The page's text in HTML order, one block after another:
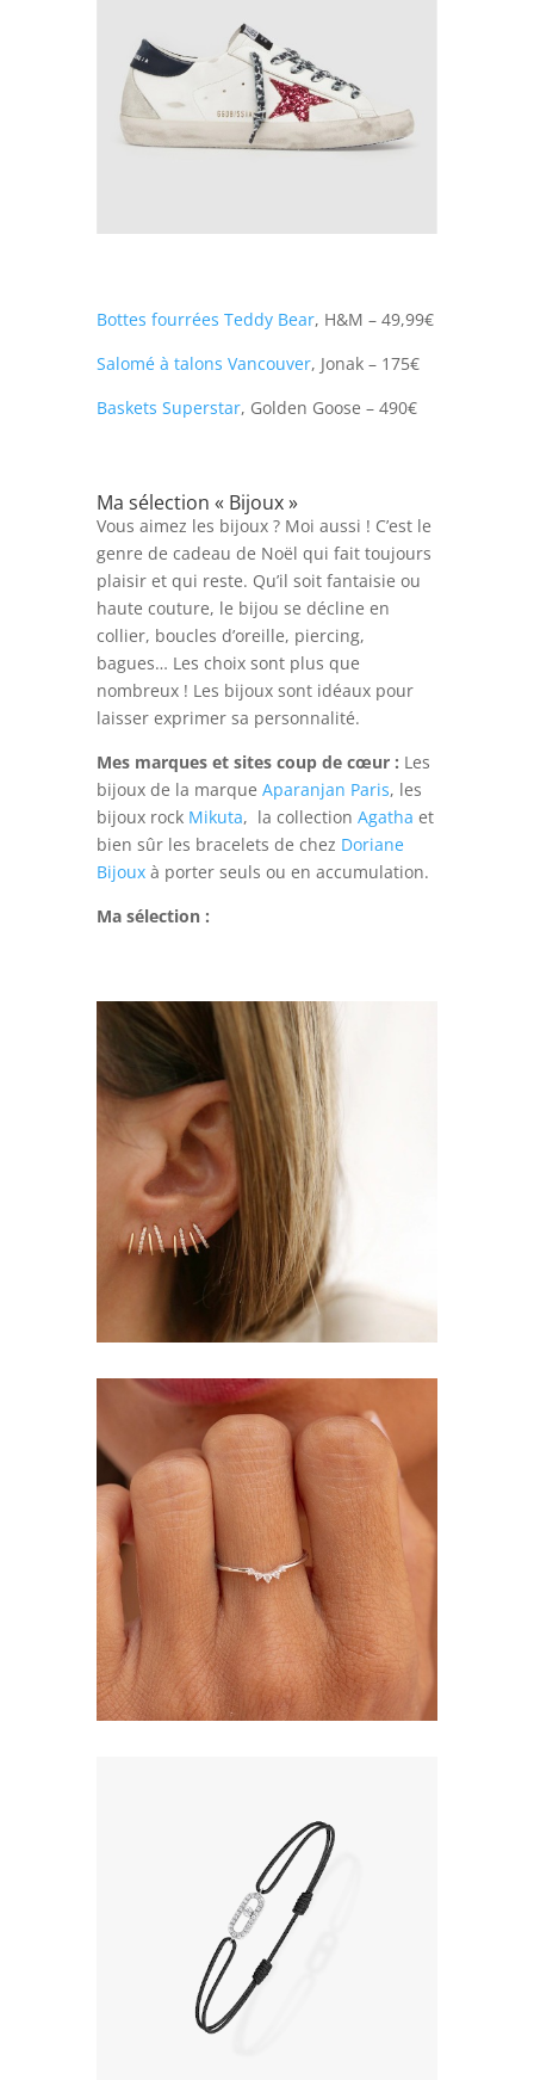
Bottes fourrées Teddy Bear, H&M – 49,99€
Salomé à talons Vancouver, Jonak – 175€
Baskets Superstar, Golden Goose – 490€
Ma sélection « Bijoux »
Vous aimez les bijoux ? Moi aussi ! C’est le
genre de cadeau de Noël qui fait toujours
plaisir et qui reste. Qu’il soit fantaisie ou
haute couture, le bijou se décline en
collier, boucles d’oreille, piercing,
bagues… Les choix sont plus que
nombreux ! Les bijoux sont idéaux pour
laisser exprimer sa personnalité.
Mes marques et sites coup de cœur : Les
bijoux de la marque Aparanjan Paris, les
bijoux rock Mikuta, la collection Agatha et
bien sûr les bracelets de chez Doriane
Bijouxà porter seuls ou en accumulation.
Ma sélection :